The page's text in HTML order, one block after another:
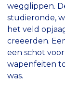
wegglippen.
studieronde,
het veld
creëerden.
een schot
wapenfeiten
was.